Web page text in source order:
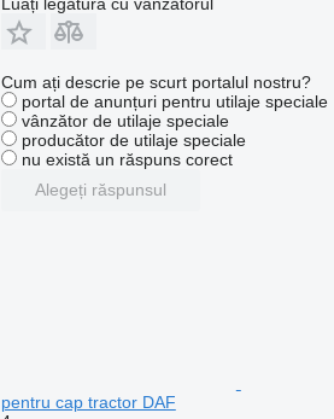
Cum ați descrie pe scurt portalul nostru?
portal de anunțuri pentru utilaje speciale
vânzător de utilaje speciale
producător de utilaje speciale
nu există un răspuns corect
Alegeți răspunsul
pentru cap tractor DAF